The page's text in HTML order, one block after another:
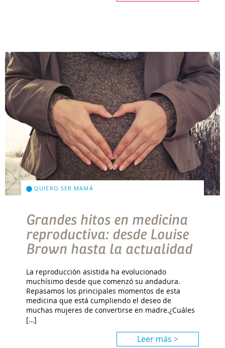
QUIERO SER MAMÁ
Grandes hitos en medicina
reproductiva: desde Louise
Brown hasta la actualidad
La reproducción asistida ha evolucionado
muchísimo desde que comenzó su andadura.
Repasamos los principales momentos de esta
medicina que está cumpliendo el deseo de
muchas mujeres de convertirse en madre.¿Cuáles
[…]
Leer más >